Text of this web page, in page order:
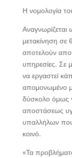
Η νομολογία
μετακίνηση σε
αποτελούν
υπηρεσίες. Σε
να εργαστεί
απομονωμένο
δύσκολο όμως
αποστάσεως
υπαλλήλων
κοινό.
«Τα